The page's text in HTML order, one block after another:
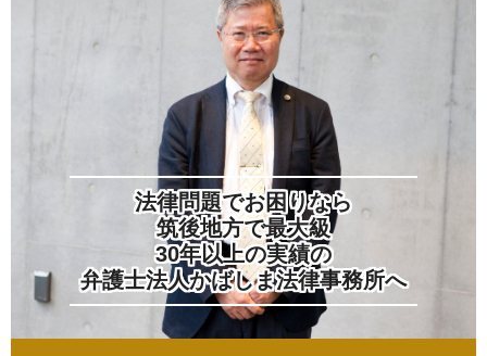
法律問題でお困りなら
筑後地方で最大級
30年以上の実績の
弁護士法人かばしま法律事務所へ